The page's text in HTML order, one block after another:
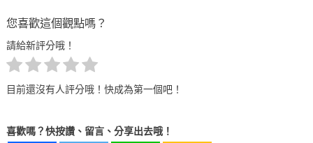
您喜歡這個觀點嗎？
請給新評分哦！
目前還沒有人評分哦！快成為第一個吧！
喜歡嗎？快按讚、留言、分享出去哦！